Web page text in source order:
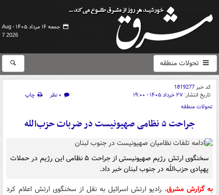
جمعه ۱۶ مرداد ۱۴۰۵ -
Aug
7 2026
تحولات منطقه
کد خبر1819277
تاریخ انتشار: ۲۷ خرداد ۱۴۰۵ - ۱۹:۰۰ ۰ نظر
چاپ
تحولات منطقه
جراحت ۵ نظامی صهیونیست در ضربات حزب‌الله
سخنگوی ارتش رژیم صهیونیستی از جراحت ۵ نظامی این رژیم در حملات
پهپادی حزب‌الله در جنوب لبنان خبر داد.
به گزارش مشرق. رادیو ارتش اسرائیل به نقل از سخنگوی ارتش اعلام کرد